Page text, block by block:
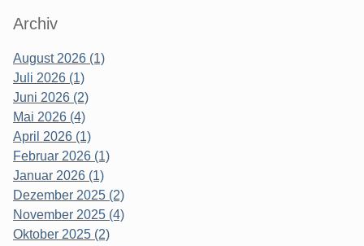
Archiv
August 2026 (1)
Juli 2026 (1)
Juni 2026 (2)
Mai 2026 (4)
April 2026 (1)
Februar 2026 (1)
Januar 2026 (1)
Dezember 2025 (2)
November 2025 (4)
Oktober 2025 (2)